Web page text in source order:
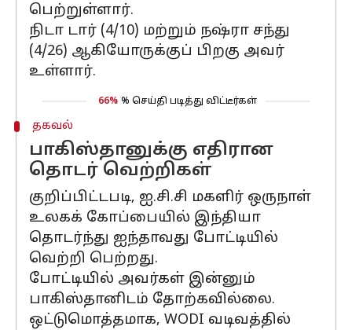
பெற்றுள்ளார்.
நிடா டார் (4/10) மற்றும் நஷ்ரா சந்து
(4/26) ஆகியோருக்குப் பிறகு அவர்
உள்ளார்.
66% % செய்தி படித்து விட்டீர்கள்
தகவல்
பாகிஸ்தானுக்கு எதிரான
தொடர் வெற்றிகள்
குறிப்பிட்டபடி, ஐ.சி.சி மகளிர் ஒருநாள்
உலகக் கோப்பையில் இந்தியா
தொடர்ந்து ஐந்தாவது போட்டியில்
வெற்றி பெற்றது.
போட்டியில் அவர்கள் இன்னும்
பாகிஸ்தானிடம் தோற்கவில்லை.
ஒட்டுமொத்தமாக, WODI வடிவத்தில்